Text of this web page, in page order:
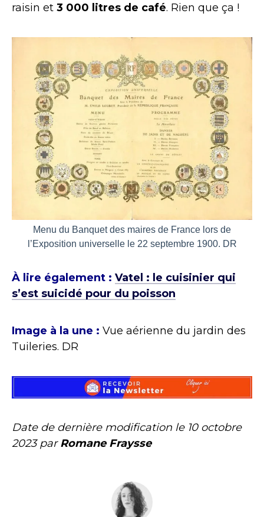
raisin et 3 000 litres de café. Rien que ça !
Menu du Banquet des maires de France lors de
l’Exposition universelle le 22 septembre 1900. DR
À lire également : Vatel : le cuisinier qui
s’est suicidé pour du poisson
Image à la une : Vue aérienne du jardin des
Tuileries. DR
Date de dernière modification le 10 octobre
2023parRomane Fraysse